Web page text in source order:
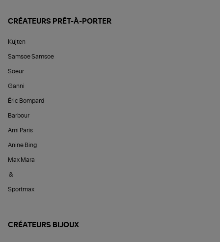
CRÉATEURS PRÊT-À-PORTER
Kujten
Samsoe Samsoe
Soeur
Ganni
Éric Bompard
Barbour
Ami Paris
Anine Bing
Max Mara
&
Sportmax
CRÉATEURS BIJOUX